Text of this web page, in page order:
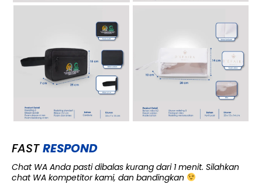
FASTRESPOND
Chat WA Anda pasti dibalas kurang dari 1 menit. Silahkan
chat WA kompetitor kami, dan bandingkan